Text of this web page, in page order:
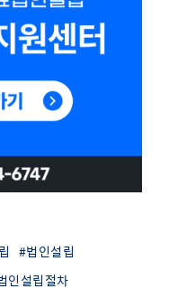
#법인설립
인설립절차